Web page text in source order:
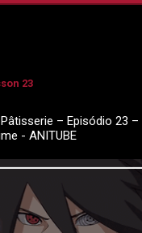
23
– Episódio 23
- ANITUBE